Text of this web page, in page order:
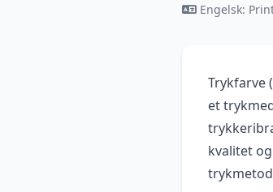
Engelsk:
Trykfarve
et
kvalitet